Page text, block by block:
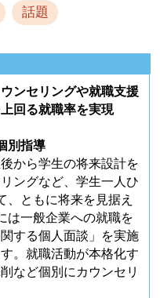
話題
ンセリングや就職支援
回る就職率を実現
別指導
から学生の将来設計を
ングなど、学生一人ひ
、ともに将来を見据え
は一般企業への就職を
する個人面談」を実施
。就職活動が本格化す
など個別にカウンセリ